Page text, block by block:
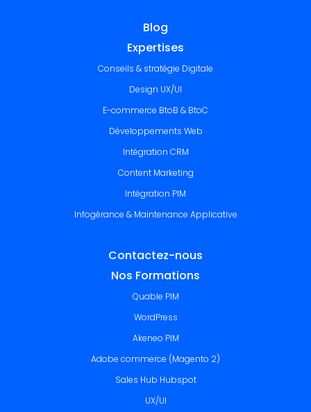
Blog
Expertises
Conseils & stratégie Digitale
Design UX/UI
E-commerce BtoB & BtoC
Développements Web
Intégration CRM
Content Marketing
Intégration PIM
Infogérance & Maintenance Applicative
Contactez-nous
Nos Formations
Quable PIM
WordPress
Akeneo PIM
Adobe commerce (Magento 2)
Sales Hub Hubspot
UX/UI